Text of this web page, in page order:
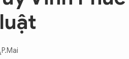
MINH
P.Mai